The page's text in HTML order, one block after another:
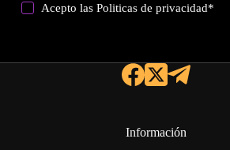
Acepto lasPoliticas de privacidad*
Información